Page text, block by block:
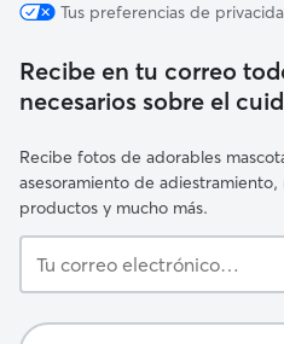
Tus preferencias de
Recibe en tu correo
necesarios sobre el
Recibe fotos de adorables
asesoramiento de
productos y mucho más.
correo